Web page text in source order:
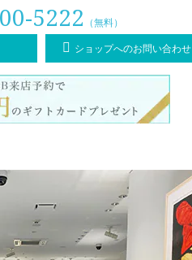
5222 （無料）
ショップへのお問い合わせ